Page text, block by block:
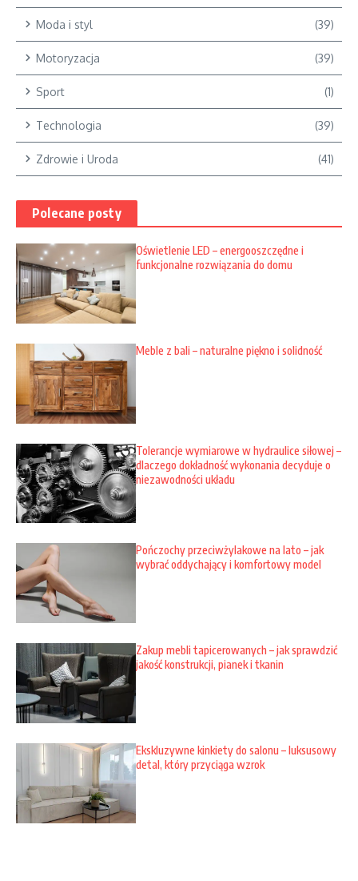
Moda i styl (39)
Motoryzacja (39)
Sport (1)
Technologia (39)
Zdrowie i Uroda (41)
Polecane posty
Oświetlenie LED – energooszczędne i
funkcjonalne rozwiązania do domu
Meble z bali – naturalne piękno i solidność
Tolerancje wymiarowe w hydraulice siłowej –
dlaczego dokładność wykonania decyduje o
niezawodności układu
Pończochy przeciwżylakowe na lato – jak
wybrać oddychający i komfortowy model
Zakup mebli tapicerowanych – jak sprawdzić
jakość konstrukcji, pianek i tkanin
Ekskluzywne kinkiety do salonu – luksusowy
detal, który przyciąga wzrok